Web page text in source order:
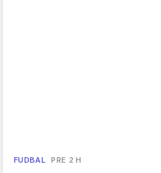
FUDBAL PRE 2 H